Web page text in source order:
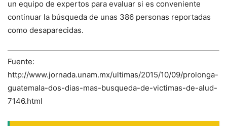
un equipo de expertos para evaluar si es conveniente
continuar la búsqueda de unas 386 personas reportadas
como desaparecidas.
Fuente:
http://www.jornada.unam.mx/ultimas/2015/10/09/prolonga-
guatemala-dos-dias-mas-busqueda-de-victimas-de-alud-
7146.html